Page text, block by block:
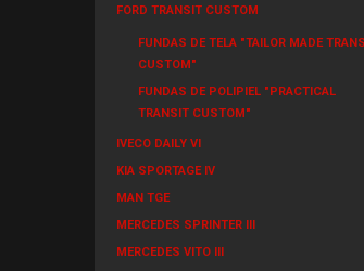
FORD TRANSIT CUSTOM
FUNDAS DE TELA "TAILOR MADE
CUSTOM"
FUNDAS DE POLIPIEL "PRACTICAL
TRANSIT CUSTOM"
IVECO DAILY VI
KIA SPORTAGE IV
MAN TGE
MERCEDES SPRINTER III
MERCEDES VITO III